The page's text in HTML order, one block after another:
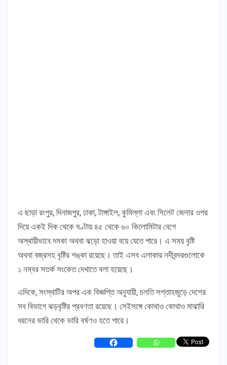
এ ছাড়া রংপুর, দিনাজপুর, ঢাকা, টাঙ্গাইল, কুমিল্লা এবং সিলেট জেলার ওপর
দিয়ে একই দিক থেকে ঘণ্টায় ৪৫ থেকে ৬০ কিলোমিটার বেগে
অস্থায়ীভাবে দমকা অথবা ঝড়ো হাওয়া বয়ে যেতে পারে। এ সময় বৃষ্টি
অথবা বজ্রসহ বৃষ্টির শঙ্কা রয়েছে। তাই এসব এলাকার নদীবন্দরগুলোকে
১ নম্বর সতর্ক সংকেত দেখাতে বলা হয়েছে।
এদিকে, সংস্থাটির অপর এক বিজ্ঞপ্তি অনুযায়ী, চলতি সপ্তাহজুড়ে দেশের
সব বিভাগে ঝড়বৃষ্টির প্রবণতা রয়েছে। সেইসঙ্গে কোথাও কোথাও মাঝারি
ধরনের ভারি থেকে ভারি বর্ষণও হতে পারে।